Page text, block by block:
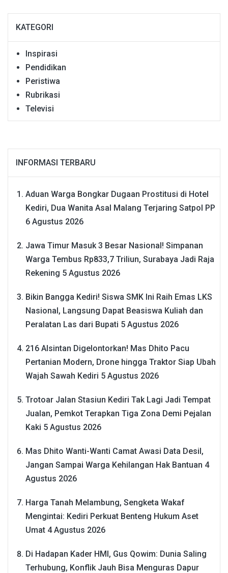
KATEGORI
Inspirasi
Pendidikan
Peristiwa
Rubrikasi
Televisi
INFORMASI TERBARU
Aduan Warga Bongkar Dugaan Prostitusi di Hotel
Kediri, Dua Wanita Asal Malang Terjaring Satpol PP
6 Agustus 2026
Jawa Timur Masuk 3 Besar Nasional! Simpanan
Warga Tembus Rp833,7 Triliun, Surabaya Jadi Raja
Rekening 5 Agustus 2026
Bikin Bangga Kediri! Siswa SMK Ini Raih Emas LKS
Nasional, Langsung Dapat Beasiswa Kuliah dan
Peralatan Las dari Bupati 5 Agustus 2026
216 Alsintan Digelontorkan! Mas Dhito Pacu
Pertanian Modern, Drone hingga Traktor Siap Ubah
Wajah Sawah Kediri 5 Agustus 2026
Trotoar Jalan Stasiun Kediri Tak Lagi Jadi Tempat
Jualan, Pemkot Terapkan Tiga Zona Demi Pejalan
Kaki 5 Agustus 2026
Mas Dhito Wanti-Wanti Camat Awasi Data Desil,
Jangan Sampai Warga Kehilangan Hak Bantuan 4
Agustus 2026
Harga Tanah Melambung, Sengketa Wakaf
Mengintai: Kediri Perkuat Benteng Hukum Aset
Umat 4 Agustus 2026
Di Hadapan Kader HMI, Gus Qowim: Dunia Saling
Terhubung, Konflik Jauh Bisa Menguras Dapur